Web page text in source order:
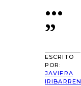
”
ESCRITO
POR:
JAVIERA
IRIBARREN